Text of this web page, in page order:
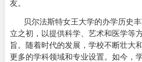
友。
贝尔法斯特女王大学的办学历史丰
立之初，以提供科学、艺术和医学等
旨。随着时代的发展，学校不断壮大
更多的学科领域和专业设置。如今，